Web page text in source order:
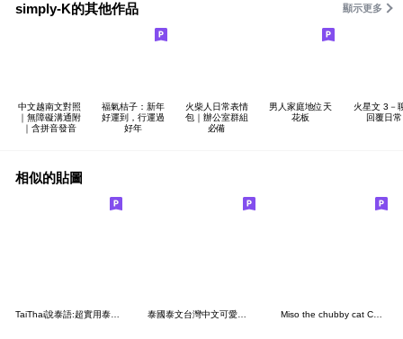
simply-K的其他作品 顯示更多
中文越南文對照
｜無障礙溝通附
｜含拼音發音
福氣桔子：新年
好運到，行運過
好年
火柴人日常表情
包｜辦公室群組
必備
男人家庭地位天
花板
火星文 3－
回覆日常
相似的貼圖
TaiThai說泰語:超實用泰文生活用語Vol.2 泰國泰文台灣中文可愛貓狗動物圖案實用好用 Miso the chubby cat CN-TH